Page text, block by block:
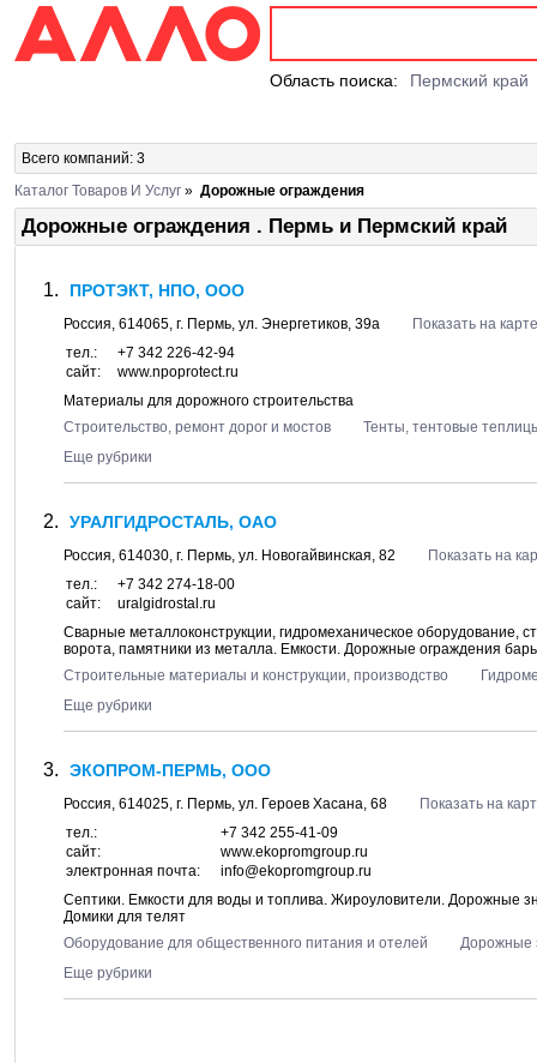
Область поиска: Пермский край
Всего компаний: 3
Каталог Товаров И Услуг » Дорожные ограждения
Дорожные ограждения . Пермь и Пермский край
ПРОТЭКТ, НПО, ООО
Россия, 614065, г. Пермь, ул. Энергетиков, 39а
Показать на карте
тел.:
+7 342 226-42-94
сайт:
www.npoprotect.ru
Материалы для дорожного строительства
Строительство, ремонт дорог и мостов
Тенты, тентовые
Еще рубрики
УРАЛГИДРОСТАЛЬ, ОАО
Россия, 614030, г. Пермь, ул. Новогайвинская, 82
Показать на
тел.:
+7 342 274-18-00
сайт:
uralgidrostal.ru
Сварные металлоконструкции, гидромеханическое оборудование,
ворота, памятники из металла. Емкости. Дорожные ограждения
Строительные материалы и конструкции, производство
Еще рубрики
ЭКОПРОМ-ПЕРМЬ, ООО
Россия, 614025, г. Пермь, ул. Героев Хасана, 68
Показать на
тел.:
+7 342 255-41-09
сайт:
www.ekopromgroup.ru
электронная почта:
info@ekopromgroup.ru
Септики. Емкости для воды и топлива. Жироуловители. Дорожные
Домики для телят
Оборудование для общественного питания и отелей
Дорожные
Еще рубрики